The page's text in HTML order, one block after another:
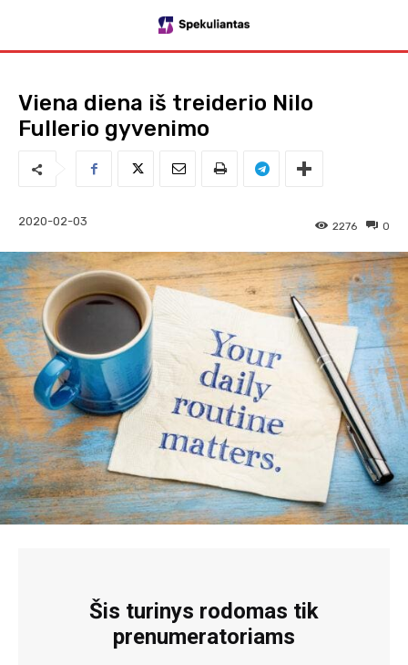
Viena diena iš treiderio Nilo
Fullerio gyvenimo
2020-02-03 0
2276
Šis turinys rodomas tik
prenumeratoriams